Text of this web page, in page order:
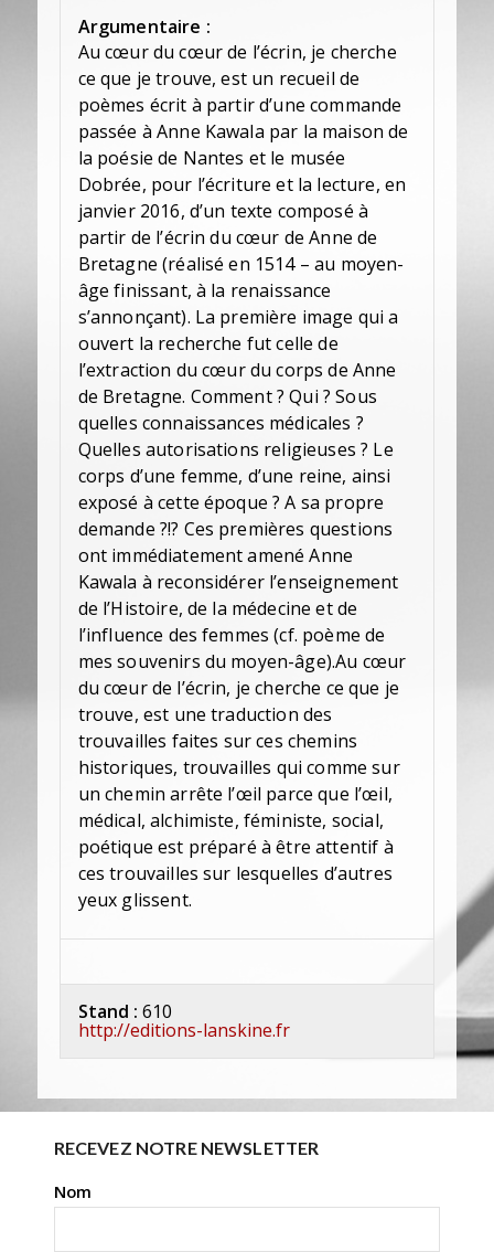
Argumentaire :
Au cœur du cœur de l’écrin, je cherche
ce que je trouve, est un recueil de
poèmes écrit à partir d’une commande
passée à Anne Kawala par la maison de
la poésie de Nantes et le musée
Dobrée, pour l’écriture et la lecture, en
janvier 2016, d’un texte composé à
partir de l’écrin du cœur de Anne de
Bretagne (réalisé en 1514 – au moyen-
âge finissant, à la renaissance
s’annonçant). La première image qui a
ouvert la recherche fut celle de
l’extraction du cœur du corps de Anne
de Bretagne. Comment ? Qui ? Sous
quelles connaissances médicales ?
Quelles autorisations religieuses ? Le
corps d’une femme, d’une reine, ainsi
exposé à cette époque ? A sa propre
demande ?!? Ces premières questions
ont immédiatement amené Anne
Kawala à reconsidérer l’enseignement
de l’Histoire, de la médecine et de
l’influence des femmes (cf. poème de
mes souvenirs du moyen-âge).Au cœur
du cœur de l’écrin, je cherche ce que je
trouve, est une traduction des
trouvailles faites sur ces chemins
historiques, trouvailles qui comme sur
un chemin arrête l’œil parce que l’œil,
médical, alchimiste, féministe, social,
poétique est préparé à être attentif à
ces trouvailles sur lesquelles d’autres
yeux glissent.
Stand : 610
http://editions-lanskine.fr
RECEVEZ NOTRE NEWSLETTER
Nom